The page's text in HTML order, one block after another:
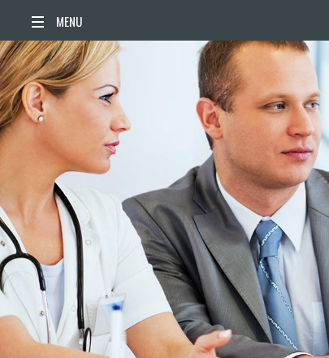
ACCUEIL
ACTUALITÉS
AGENDA
TERRITOIRE
VIE QUOTIDIENNE
SORTIR / BOUGER
PUBLICATIONS
ESPACE PRESSE